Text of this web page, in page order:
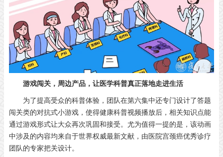
游戏闯关，周边产品，让医学科普真正落地走进生活
为了提高受众的科普体验，团队在第六集中还专门设计了答题
闯关类的对抗式小游戏，使得健康科普视频播放后，相关知识点能
通过游戏形式让大众再次巩固和接受。尤为值得一提的是，该动画
中涉及的内容均来自于世界权威最新文献，由医院宫颈癌优秀诊疗
团队的专家把关设计。